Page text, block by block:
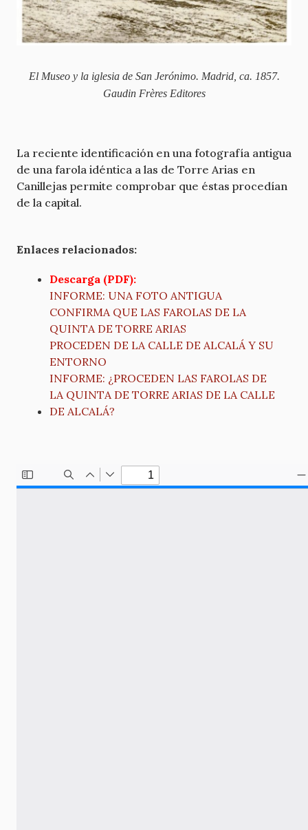
El Museo y la iglesia de San Jerónimo. Madrid, ca. 1857.
Gaudin Frères Editores
La reciente identificación en una fotografía antigua
de una farola idéntica a las de Torre Arias en
Canillejas permite comprobar que éstas procedían
de la capital.
Enlaces relacionados:
Descarga (PDF):
INFORME: UNA FOTO ANTIGUA
CONFIRMA QUE LAS FAROLAS DE LA
QUINTA DE TORRE ARIAS
PROCEDEN DE LA CALLE DE ALCALÁ Y SU
ENTORNO
INFORME: ¿PROCEDEN LAS FAROLAS DE
LA QUINTA DE TORRE ARIAS DE LA CALLE
DE ALCALÁ?